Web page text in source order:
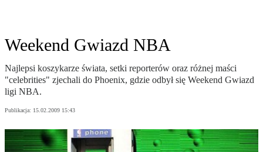
Weekend Gwiazd NBA
Najlepsi koszykarze świata, setki reporterów oraz różnej maści
"celebrities" zjechali do Phoenix, gdzie odbył się Weekend Gwiazd
ligi NBA.
Publikacja: 15.02.2009 15:43